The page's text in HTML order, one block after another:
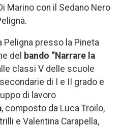
Marino con il Sedano Nero
Peligna presso la Pineta
del bando “Narrare la
classi V delle scuole
di I e II grado e
di lavoro
, composto da Luca Troilo,
e Valentina Carapella,